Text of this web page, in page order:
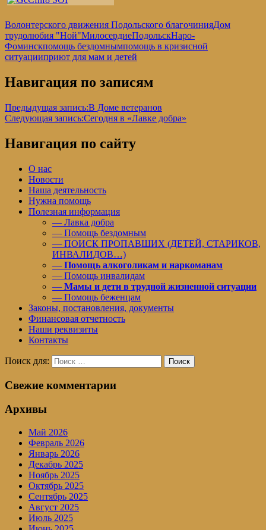
Волонтерского движения Подольского благочинияДом
трудолюбия "Ной"МилосердиеПодольскНаро-
Фоминскпомощь бездомнымпомощь в кризисной
ситуацииприют для мам и детей
Навигация по записям
Предыдущая запись:В Доме ветеранов
Следующая запись:Сегодня в «Лавке добра»
Навигация по сайту
О нас
Новости
Наша деятельность
Нужна помощь
Полезная информация
— Лавка добра
— Помощь бездомным
— ПОИСК ПРОПАВШИХ (ДЕТЕЙ, СТАРИКОВ,
ИНВАЛИДОВ…)
— Помощь алкоголикам и наркоманам
— Помощь инвалидам
— Мамы и дети в трудной жизненной ситуации
— Помощь беженцам
Законы, постановления, документы
Финансовая отчетность
Наши реквизиты
Контакты
Поиск для: Поиск
Свежие комментарии
Архивы
Май 2026
Февраль 2026
Январь 2026
Декабрь 2025
Ноябрь 2025
Октябрь 2025
Сентябрь 2025
Август 2025
Июль 2025